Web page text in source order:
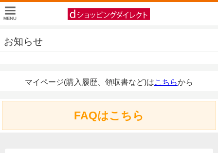
お知らせ
マイページ(購入履歴、領収書など)はこちらから
FAQはこちら